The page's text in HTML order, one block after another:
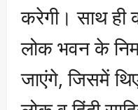
करेगी। साथ ही
लोक भवन के
जाएंगे, जिसमें